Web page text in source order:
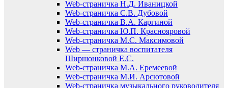
Web-страничка Н.Д. Иваницкой
Web-страничка С.В. Дубовой
Web-страничка В.А. Каргиной
Web-страничка Ю.П. Краснояровой
Web-страничка М.С. Максимовой
Web — страничка воспитателя
Ширшонковой Е.С.
Web-страничка М.А. Еремеевой
Web-страничка М.И. Арсютовой
Web-страничка музыкального руководителя